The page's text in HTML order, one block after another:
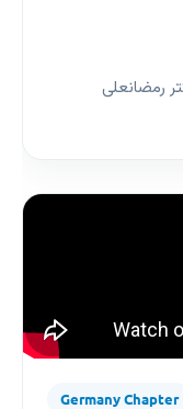
رمضانعلی
Germany Chapter